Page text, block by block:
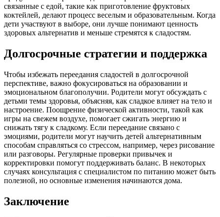
связанные с едой, такие как приготовление фруктовых
коктейлей, делают процесс веселым и образовательным. Когда
дети участвуют в выборе, они лучше понимают ценность
здоровых альтернатив и меньше стремятся к сладостям.
Долгосрочные стратегии и поддержка
Чтобы избежать переедания сладостей в долгосрочной
перспективе, важно фокусироваться на образовании и
эмоциональном благополучии. Родители могут обсуждать с
детьми темы здоровья, объясняя, как сладкое влияет на тело и
настроение. Поощрение физической активности, такой как
игры на свежем воздухе, помогает сжигать энергию и
снижать тягу к сладкому. Если переедание связано с
эмоциями, родители могут научить детей альтернативным
способам справляться со стрессом, например, через рисование
или разговоры. Регулярные проверки привычек и
корректировки помогут поддерживать баланс. В некоторых
случаях консультация с специалистом по питанию может быть
полезной, но основные изменения начинаются дома.
Заключение